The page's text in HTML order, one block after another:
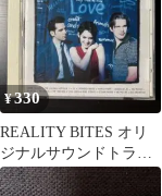
¥330
REALITY BITES オリ
ジナルサウンドトラッ
ク